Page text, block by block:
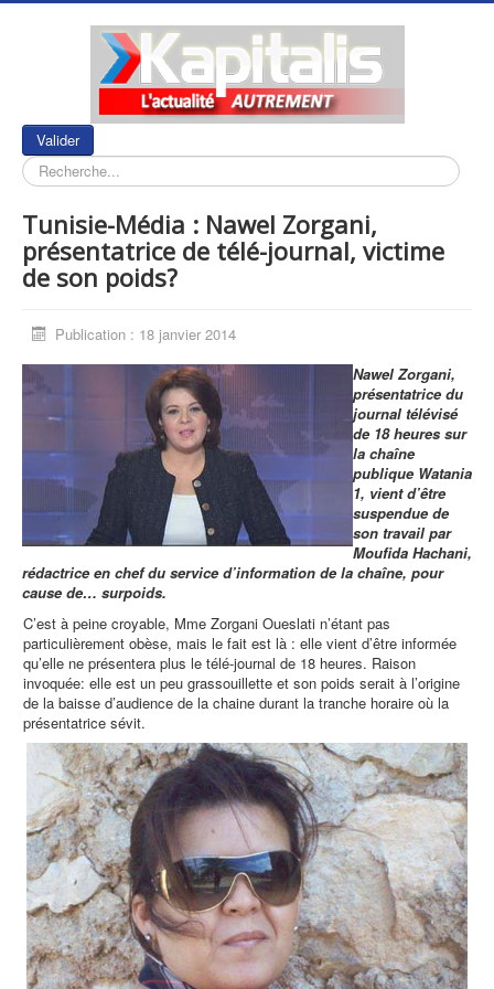
Valider
Tunisie-Média : Nawel Zorgani,
présentatrice de télé-journal, victime
de son poids?
Publication : 18 janvier 2014
Nawel Zorgani,
présentatrice du
journal télévisé
de 18 heures sur
la chaîne
publique Watania
1, vient d’être
suspendue de
son travail par
Moufida Hachani,
rédactrice en chef du service d’information de la chaîne, pour
cause de… surpoids.
C’est à peine croyable, Mme Zorgani Oueslati n’étant pas
particulièrement obèse, mais le fait est là : elle vient d’être informée
qu’elle ne présentera plus le télé-journal de 18 heures. Raison
invoquée: elle est un peu grassouillette et son poids serait à l’origine
de la baisse d’audience de la chaine durant la tranche horaire où la
présentatrice sévit.